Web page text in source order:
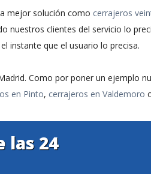
mejor solución como cerrajeros
nuestros clientes del servicio lo
instante que el usuario lo precisa.
Como por poner un ejemplo
en Pinto, cerrajeros en Valdemoro
las 24